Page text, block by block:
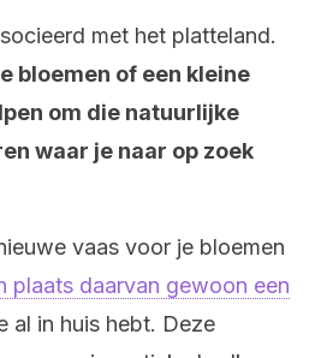
met het platteland.
bloemen of een kleine
om die natuurlijke
waar je naar op zoek
vaas voor je bloemen
plaats daarvan gewoon een
al in huis hebt. Deze